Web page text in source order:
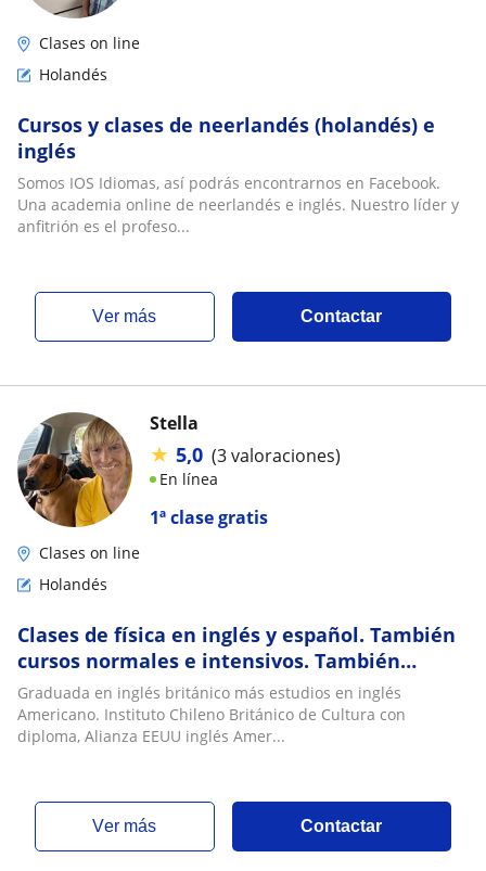
Clases on line
Holandés
Cursos y clases de neerlandés (holandés) e
inglés
Somos IOS Idiomas, así podrás encontrarnos en Facebook.
Una academia online de neerlandés e inglés. Nuestro líder y
anfitrión es el profeso...
ver más Contactar
1ª clase gratis
Stella
★ 5,0 (3 valoraciones)
En línea
Clases on line
Holandés
Clases de física en inglés y español. También
cursos normales e intensivos. También
holandés con diploma
Graduada en inglés británico más estudios en inglés
Americano. Instituto Chileno Británico de Cultura con
diploma, Alianza EEUU inglés Amer...
ver más Contactar